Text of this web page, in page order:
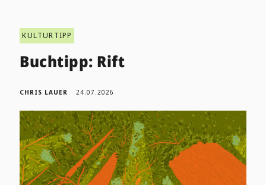
KULTURTIPP
Buchtipp: Rift
CHRIS LAUER 24.07.2026